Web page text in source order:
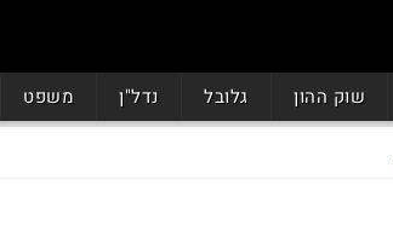
שוק ההון גלובל נדל"ן משפט